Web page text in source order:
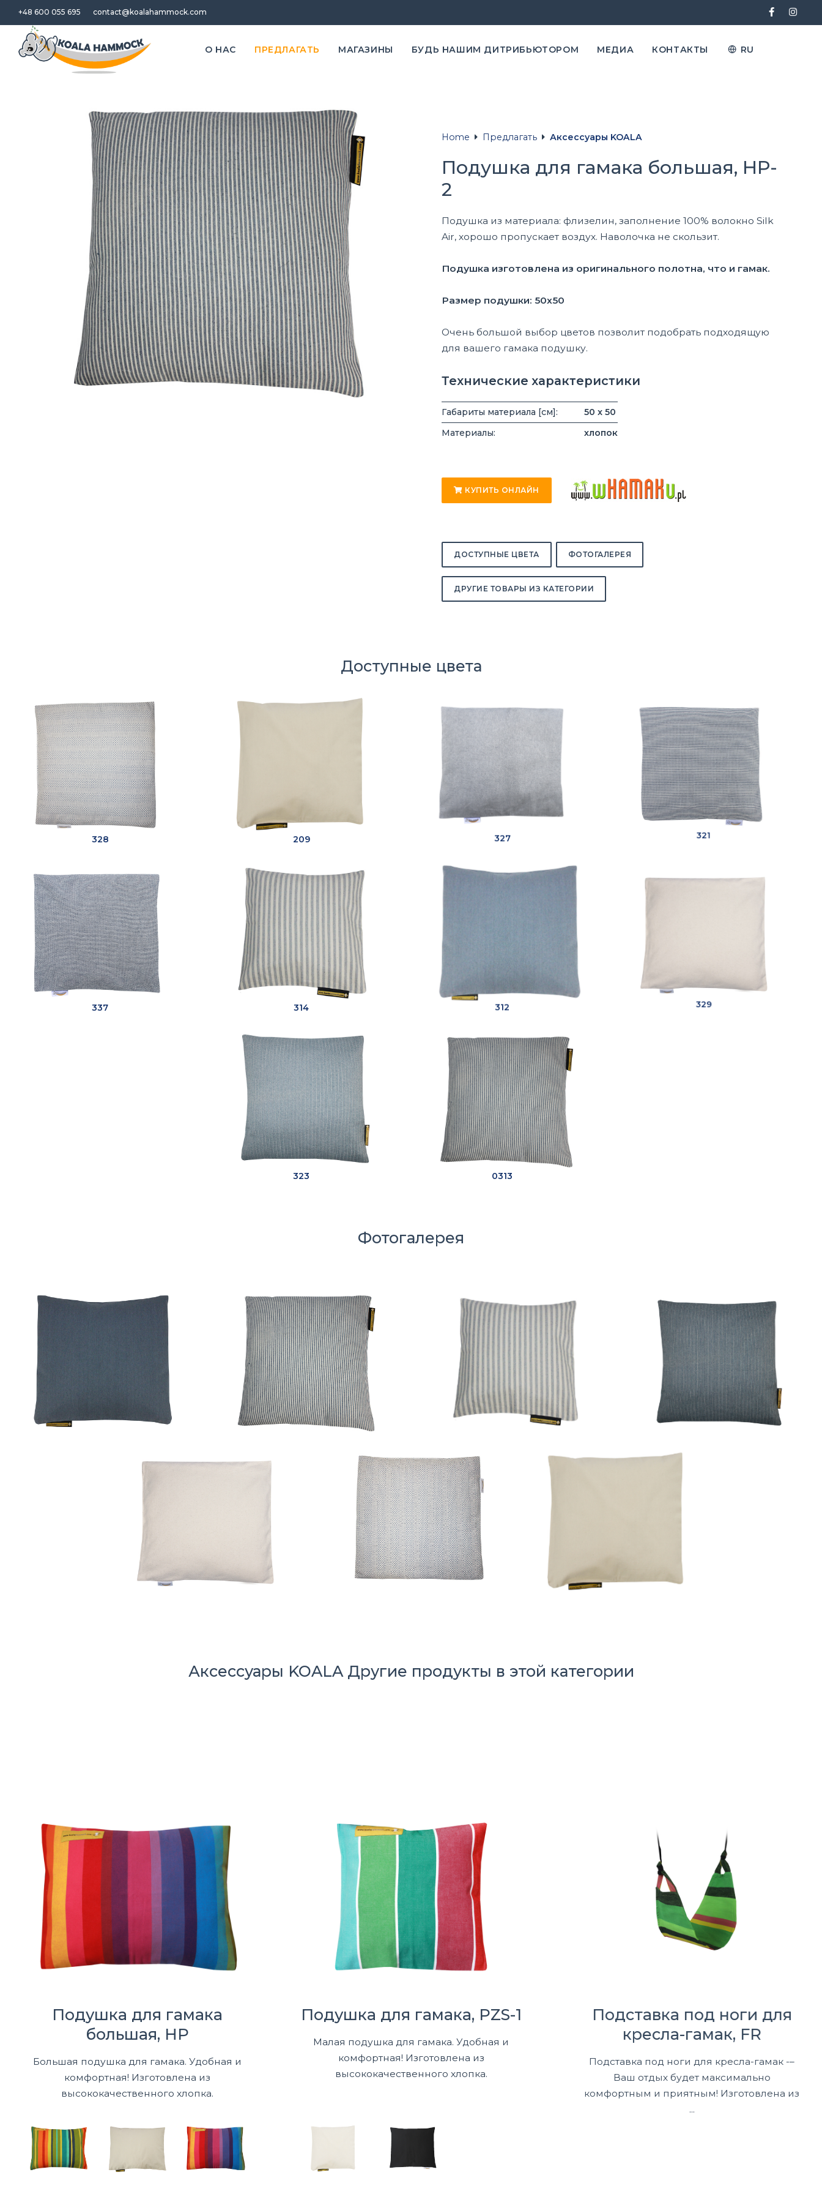
+48 600 055 695 contact@koalahammock.com
O НАС ПРЕДЛАГАТЬ MАГАЗИНЫ БУДЬ НАШИМ ДИТРИБЬЮТОРОМ МЕДИА КОНТАКТЫ RU
Home Предлагать Аксессуары KOALA
Подушка для гамака большая, HP-
2
Подушка из материала: флизелин, заполнение 100% волокно Silk
Air, хорошо пропускает воздух. Наволочка не скользит.
Подушка изготовлена из оригинального полотна, что и гамак.
Размер подушки: 50x50
Очень большой выбор цветов позволит подобрать подходящую
для вашего гамака подушку.
Технические характеристики
Габариты материала [см]:
50 x 50
Материалы:
хлопок
КУПИТЬ ОНЛАЙН
ДОСТУПНЫЕ ЦВЕТА ФОТОГАЛЕРЕЯ
ДРУГИЕ ТОВАРЫ ИЗ КАТЕГОРИИ
Доступные цвета
328 209 327 321
337 314 312 329
323 0313
Фотогалерея
Аксессуары KOALA Другие продукты в этой категории
Подушка для гамака
большая, HP
Большая подушка для гамака. Удобная и
комфортная! Изготовлена из
высококачественного хлопка.
Подушка для гамака, PZS-1
Малая подушка для гамака. Удобная и
комфортная! Изготовлена из
высококачественного хлопка.
Подставка под ноги для
кресла-гамак, FR
Подставка под ноги для кресла-гамак -–
Ваш отдых будет максимально
комфортным и приятным! Изготовлена из